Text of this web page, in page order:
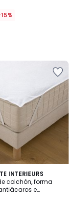
INTERIEURS
colchón, forma
e